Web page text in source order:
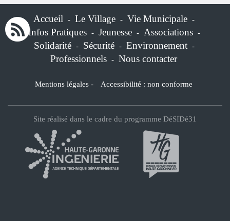
Accueil - Le Village - Vie Municipale -
Infos Pratiques - Jeunesse - Associations -
Solidarité - Sécurité - Environnement -
Professionnels - Nous contacter
Mentions légales - Accessibilité : non conforme
Site réalisé dans le cadre du programme DéSIDé31